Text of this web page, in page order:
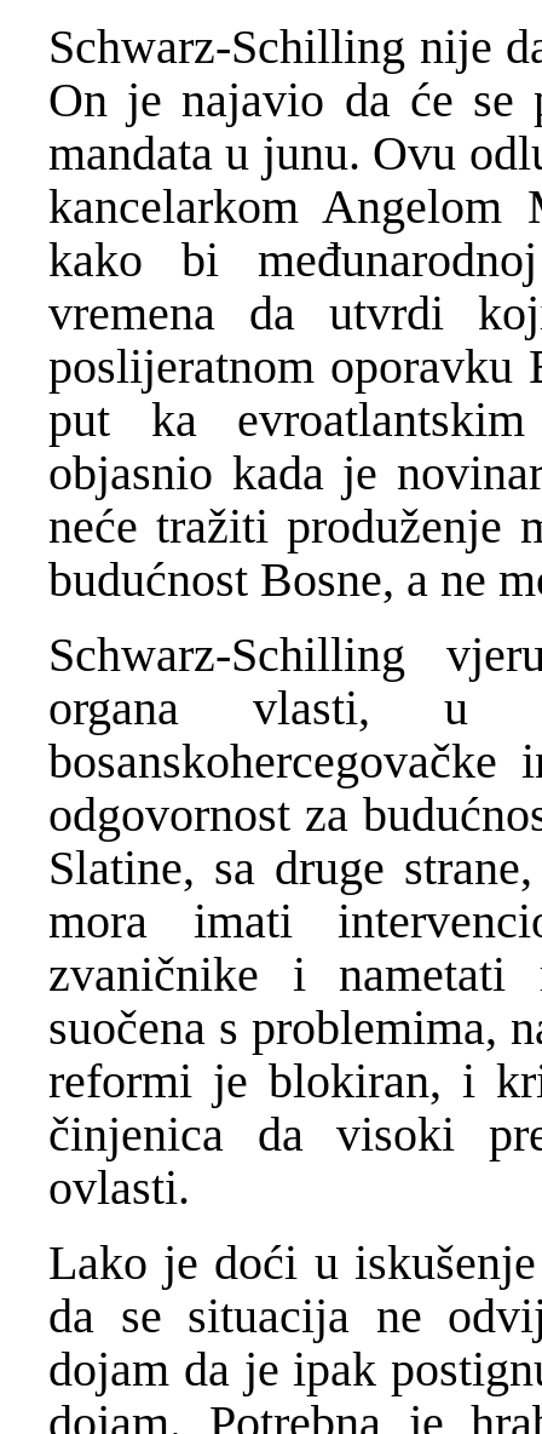
Schwarz-Schilling nije
On je najavio da će se
mandata u junu. Ovu
kancelarkom Angelom
kako bi
vremena da utvrdi
poslijeratnom oporavku
put ka
objasnio kada je
neće tražiti produženje
budućnost Bosne, a ne
Schwarz-Schilling
organa vlasti, u
odgovornost za
Slatine, sa druge
mora imati
zvaničnike i nametati
suočena s problemima,
reformi je blokiran, i
činjenica da visoki
ovlasti.
Lako je doći u
da se situacija ne
dojam da je ipak
dojam. Potrebna je